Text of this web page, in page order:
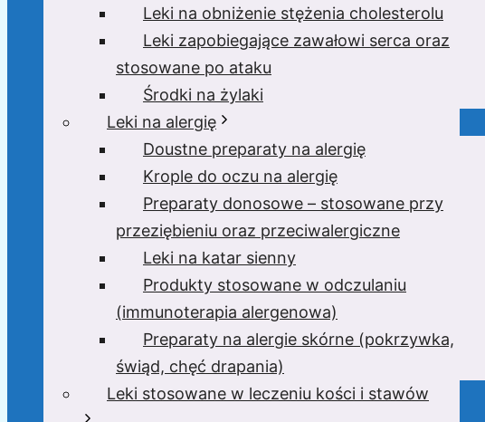
Leki na obniżenie stężenia cholesterolu
Leki zapobiegające zawałowi serca oraz
stosowane po ataku
Środki na żylaki
Leki na alergię
Doustne preparaty na alergię
Krople do oczu na alergię
Preparaty donosowe – stosowane przy
przeziębieniu oraz przeciwalergiczne
Leki na katar sienny
Produkty stosowane w odczulaniu
(immunoterapia alergenowa)
Preparaty na alergie skórne (pokrzywka,
świąd, chęć drapania)
Leki stosowane w leczeniu kości i stawów